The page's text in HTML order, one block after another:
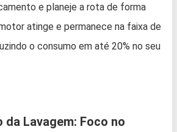
e planeje a rota de forma
atinge e permanece na faixa de
o consumo em até 20% no seu
da Lavagem: Foco no